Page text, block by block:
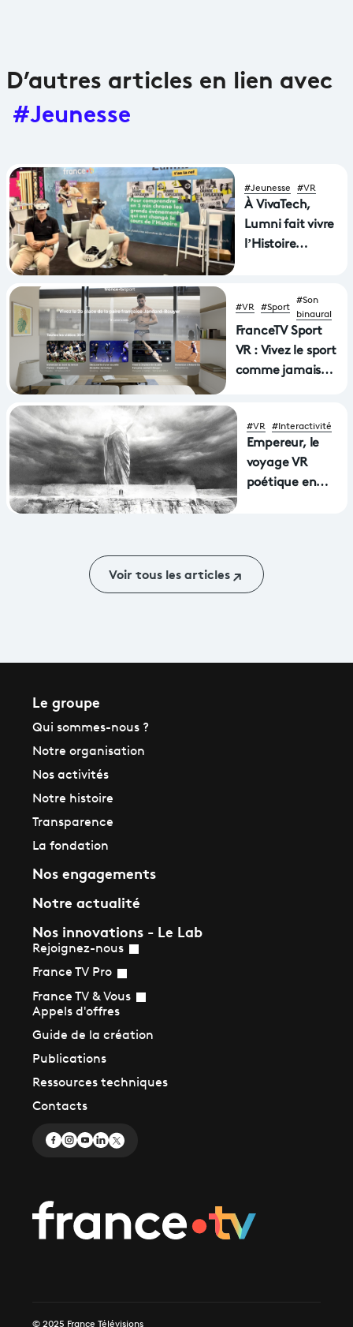
D’autres articles en lien avec
#Jeunesse
#Jeunesse #VR
À VivaTech,
Lumni fait vivre
l’Histoire
#VR #Sport
#Son
binaural
FranceTV Sport
VR : Vivez le sport
comme jamais
nouvelle
application
disponible sur les
casques de
réalité virtuelle
Apple Vision Pro
#VR #Interactivité
Empereur, le
voyage VR
poétique en
Voir tous les articles
Le groupe
Qui sommes-nous ?
Notre organisation
Nos activités
Notre histoire
Transparence
La fondation
Nos engagements
Notre actualité
Nos innovations - Le Lab
Rejoignez-nous
France TV Pro
France TV & Vous
Appels d'offres
Guide de la création
Publications
Ressources techniques
Contacts
© 2025 France Télévisions